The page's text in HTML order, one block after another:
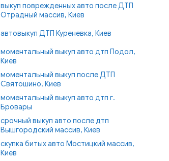
выкуп поврежденных авто после ДТП
Отрадный массив, Киев
автовыкуп ДТП Куреневка, Киев
моментальный выкуп авто дтп Подол,
Киев
моментальный выкуп после ДТП
Святошино, Киев
моментальный выкуп авто дтп г.
Бровары
срочный выкуп авто после дтп
Вышгородский массив, Киев
скупка битых авто Мостицкий массив,
Киев